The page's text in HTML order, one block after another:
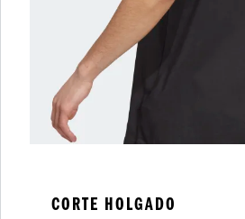
CORTE HOLGADO